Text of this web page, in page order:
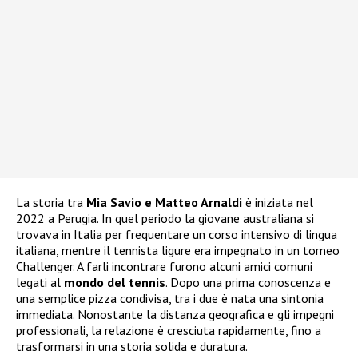
La storia tra Mia Savio e Matteo Arnaldi è iniziata nel
2022 a Perugia. In quel periodo la giovane australiana si
trovava in Italia per frequentare un corso intensivo di lingua
italiana, mentre il tennista ligure era impegnato in un torneo
Challenger. A farli incontrare furono alcuni amici comuni
legati al mondo del tennis. Dopo una prima conoscenza e
una semplice pizza condivisa, tra i due è nata una sintonia
immediata. Nonostante la distanza geografica e gli impegni
professionali, la relazione è cresciuta rapidamente, fino a
trasformarsi in una storia solida e duratura.